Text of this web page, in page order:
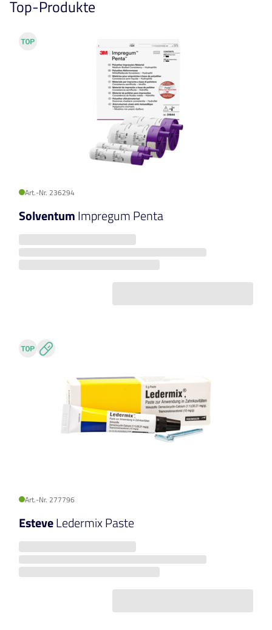
Top-Produkte
Art.-Nr. 236294
SolventumImpregum Penta
Art.-Nr. 277796
EsteveLedermix Paste